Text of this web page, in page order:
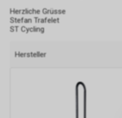
Herzliche Grüsse
Stefan Trafelet
ST Cycling
Hersteller